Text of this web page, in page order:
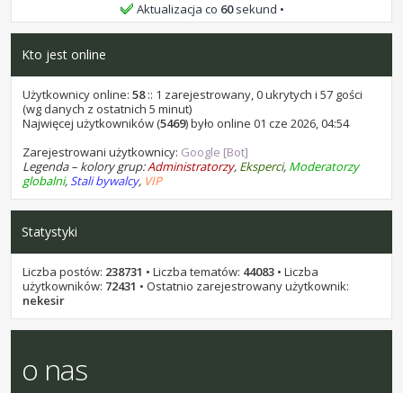
najlepszego.
stukot•25 lip 2026, 10:32
bochen9 i samel 15, życzę Wam wszystkiego najlepszego.
stukot•07 lip 2026, 16:58
stukot•18 cze 2026, 14:22
Kaen1227, życzę Ci wszystkiego najlepszego.
Przez około 10 godzin, jest za darmo w promocji: AI Photo
Stamp Remover 18. Na sharewareonsale
stukot• 01 cze 2026, 10:40
Areecki, życzę Ci wszystkiego najlepszego.
Aktualizacja co 60sekund
Kto jest online
Użytkownicy online: 58:: 1 zarejestrowany, 0 ukrytych i 57 gości
(wg danych z ostatnich 5 minut)
Najwięcej użytkowników (5469) było online 01 cze 2026, 04:54
Zarejestrowani użytkownicy: Google [Bot]
Legenda – kolory grup:Administratorzy, Eksperci, Moderatorzy
globalni,Stali bywalcy, VIP
Statystyki
Liczba postów: 238731 • Liczba tematów: 44083 • Liczba
użytkowników: 72431 • Ostatnio zarejestrowany użytkownik:
nekesir
o nas